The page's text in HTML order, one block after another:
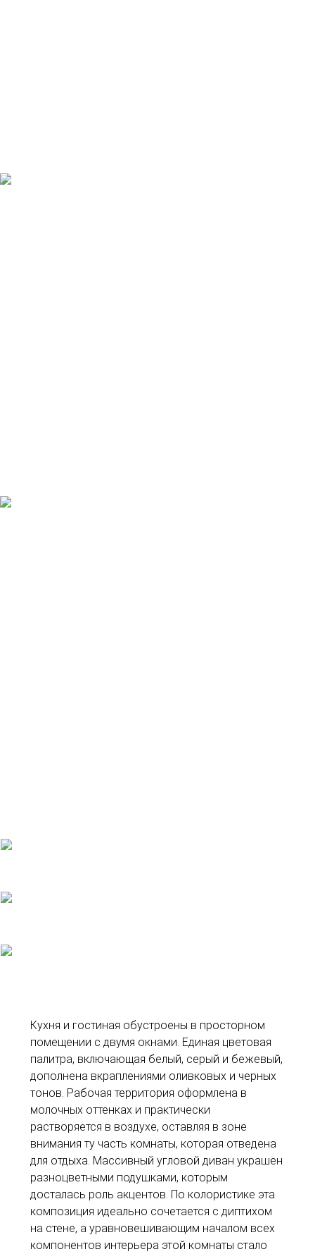
Кухня и гостиная обустроены в просторном
помещении с двумя окнами. Единая цветовая
палитра, включающая белый, серый и бежевый,
дополнена вкраплениями оливковых и черных
тонов. Рабочая территория оформлена в
молочных оттенках и практически
растворяется в воздухе, оставляя в зоне
внимания ту часть комнаты, которая отведена
для отдыха. Массивный угловой диван украшен
разноцветными подушками, которым
досталась роль акцентов. По колористике эта
композиция идеально сочетается с диптихом
на стене, а уравновешивающим началом всех
компонентов интерьера этой комнаты стало